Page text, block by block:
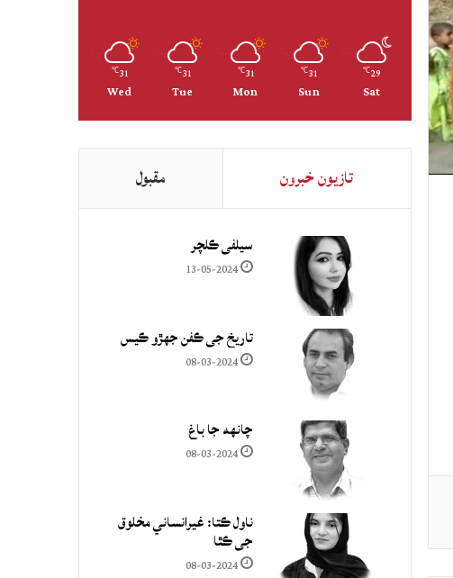
29
℃
Sat
31
℃
Sun
31
℃
Mon
31
℃
Tue
31
℃
Wed
تازيون خبرون مقبول
سيلفي ڪلچر
13-05-2024
تاريخ جي ڪفن جھڙو ڪيس
08-03-2024
چانهه جا باغ
08-03-2024
ناول ڪتا: غيرانساني مخلوق
جي ڪٿا
08-03-2024